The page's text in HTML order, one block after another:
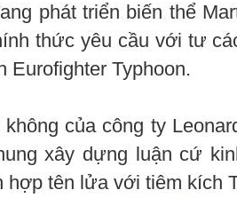
phát triển biến thể
thức yêu cầu với tư
Eurofighter Typhoon.
của công ty
xây dựng luận cứ
hợp tên lửa với tiêm kích